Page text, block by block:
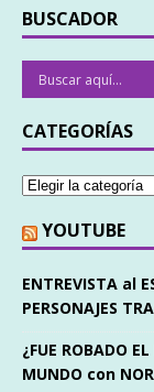
BUSCADOR
CATEGORÍAS
YOUTUBE
ENTREVISTA al
PERSONAJES
¿FUE ROBADO
MUNDO con